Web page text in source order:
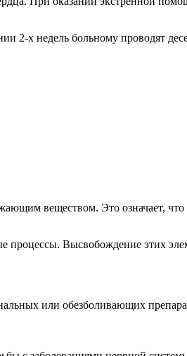
2-х недель больному проводят
веществом. Это означает, что
процессы. Высвобождение этих
или обезболивающих